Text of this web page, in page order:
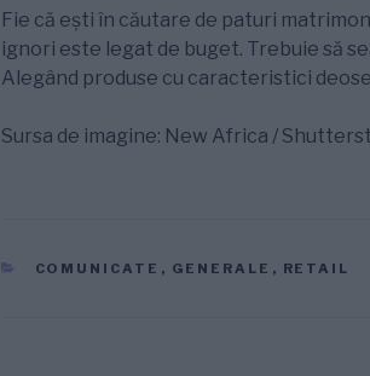
Fie că ești în căutare de paturi
ignori este legat de buget. Trebuie să
Alegând produse cu caracteristici
Sursa de imagine: New Africa /
CATEGORII
COMUNICATE , GENERALE , RETAIL